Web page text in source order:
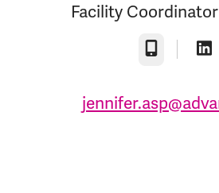
Facility
Telefon